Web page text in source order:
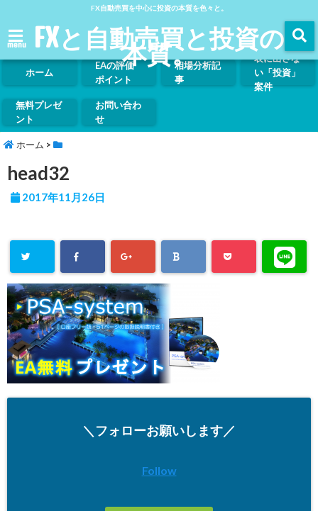
FX自動売買を中心に投資の本質を色々と。
menu FXと自動売買と投資の
本質。
ホーム
EAの評価
ポイント
相場分析記
事
表に出さな
い「投資」
案件
無料プレゼ
ント
お問い合わ
せ
ホーム >
head32
2017年11月26日
＼フォローお願いします／
Follow